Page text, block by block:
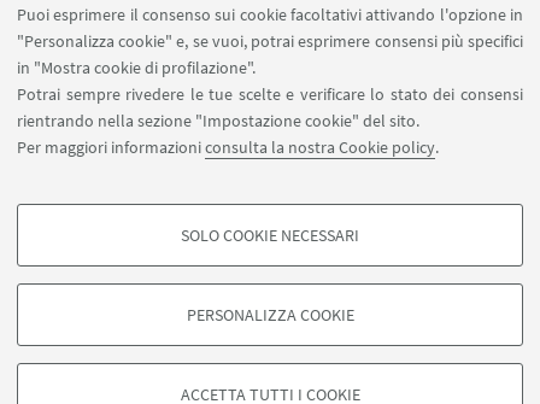
Puoi esprimere il consenso sui cookie facoltativi attivando l'opzione in
"Personalizza cookie" e, se vuoi, potrai esprimere consensi più specifici
in "Mostra cookie di profilazione".
Potrai sempre rivedere le tue scelte e verificare lo stato dei consensi
rientrando nella sezione "Impostazione cookie" del sito.
Per maggiori informazioniconsulta la nostra Cookie policy.
COOKIE DI PROFILAZIONE - FACOLTATIVI
degli utenti, creare profili in base al loro comportamento sul sito, per analisi
di marketing.
SOLO COOKIE NECESSARI
PERSONALIZZA COOKIE
ACCETTA TUTTI I COOKIE
SEGUI UNIBO SU:
APP:
©Copyright 2026 - ALMA MATER STUDIORUM - Università di
Bologna - Via Zamboni, 33 - 40126 Bologna - PI: 01131710376 - CF:
80007010376
Privacy
Note legali
Informazioni sul sito e accessibilità
Impostazioni Cookie